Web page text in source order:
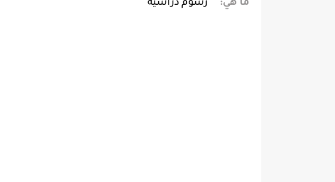
ما هي: رسوم دراسية